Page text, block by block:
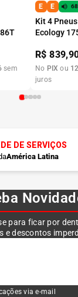
sem
E E
Kit 4
Ecology
R$
No PIX ou
juros
DE SERVIÇOS
América Latina
para ficar por
e descontos
via e-mail